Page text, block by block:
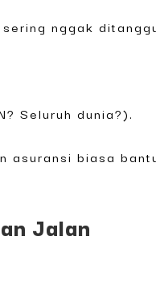
nggak
Seluruh dunia?).
asuransi biasa
Jalan